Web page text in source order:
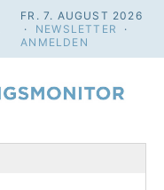
FR. 7. AUGUST 2026
· NEWSLETTER
·
ANMELDEN